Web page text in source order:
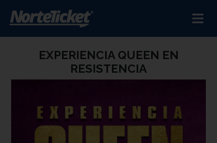
EXPERIENCIA QUEEN EN
RESISTENCIA